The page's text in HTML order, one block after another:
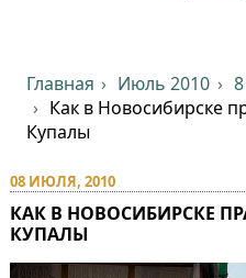
Главная Июль 2010
Как в Новосибирске
Купалы
08 ИЮЛЯ, 2010
КАК В НОВОСИБИРСКЕ
КУПАЛЫ